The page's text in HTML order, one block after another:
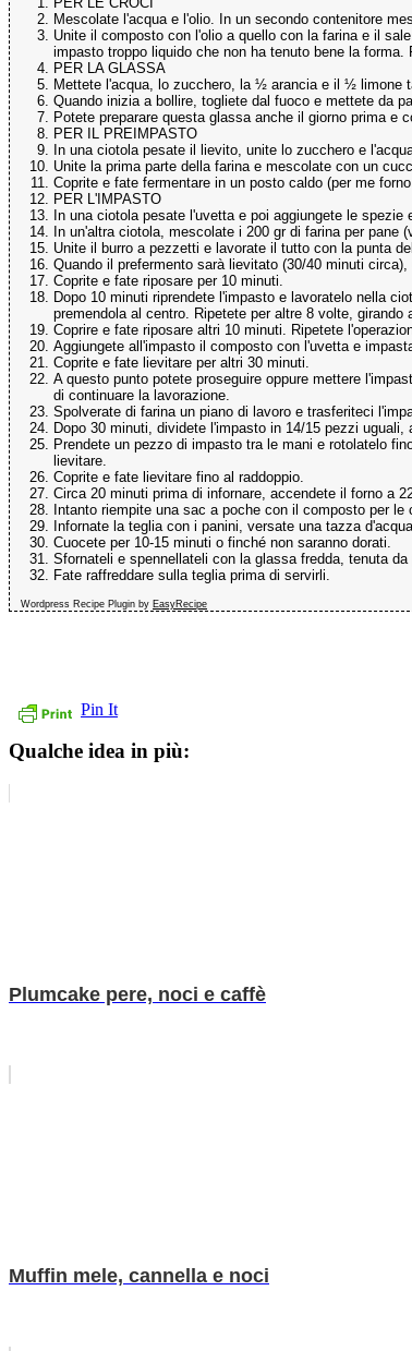
Mescolate l'acqua e l'olio. In un secondo contenitore
Unite il composto con l'olio a quello con la farina e il
impasto troppo liquido che non ha tenuto bene la
PER LA GLASSA
Mettete l'acqua, lo zucchero, la ½ arancia e il ½ limone
Quando inizia a bollire, togliete dal fuoco e mettete da
Potete preparare questa glassa anche il giorno prima e
PER IL PREIMPASTO
In una ciotola pesate il lievito, unite lo zucchero e
Unite la prima parte della farina e mescolate con un
Coprite e fate fermentare in un posto caldo (per me
PER L'IMPASTO
In una ciotola pesate l'uvetta e poi aggiungete le
In un'altra ciotola, mescolate i 200 gr di farina per pane
Unite il burro a pezzetti e lavorate il tutto con la punta
Quando il prefermento sarà lievitato (30/40 minuti
Coprite e fate riposare per 10 minuti.
Dopo 10 minuti riprendete l'impasto e lavoratelo nella
premendola al centro. Ripetete per altre 8 volte,
Coprire e fate riposare altri 10 minuti. Ripetete
Aggiungete all'impasto il composto con l'uvetta e
Coprite e fate lievitare per altri 30 minuti.
A questo punto potete proseguire oppure mettere
di continuare la lavorazione.
Spolverate di farina un piano di lavoro e trasferiteci
Dopo 30 minuti, dividete l'impasto in 14/15 pezzi
Prendete un pezzo di impasto tra le mani e rotolatelo
lievitare.
Coprite e fate lievitare fino al raddoppio.
Circa 20 minuti prima di infornare, accendete il forno a
Intanto riempite una sac a poche con il composto per
Infornate la teglia con i panini, versate una tazza
Cuocete per 10-15 minuti o finché non saranno dorati.
Sfornateli e spennellateli con la glassa fredda, tenuta da
Fate raffreddare sulla teglia prima di servirli.
Wordpress Recipe Plugin by EasyRecipe
Pin It
Qualche idea in più:
Plumcake pere, noci e caffè
Muffin mele, cannella e noci